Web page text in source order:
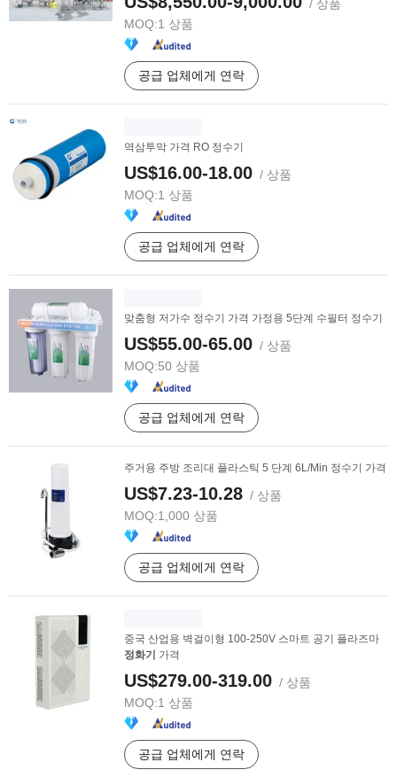
/ 상품
MOQ:1 상품
공급 업체에게 연락
역삼투막 가격 RO 정수기
US$16.00-18.00 / 상품
MOQ:1 상품
공급 업체에게 연락
맞춤형 저가수 정수기 가격 가정용 5단계 수필터 정수기
US$55.00-65.00 / 상품
MOQ:50 상품
공급 업체에게 연락
주거용 주방 조리대 플라스틱 5 단계 6L/Min 정수기 가격
US$7.23-10.28 / 상품
MOQ:1,000 상품
공급 업체에게 연락
중국 산업용 벽걸이형 100-250V 스마트 공기 플라즈마
정화기
가격
US$279.00-319.00 / 상품
MOQ:1 상품
공급 업체에게 연락